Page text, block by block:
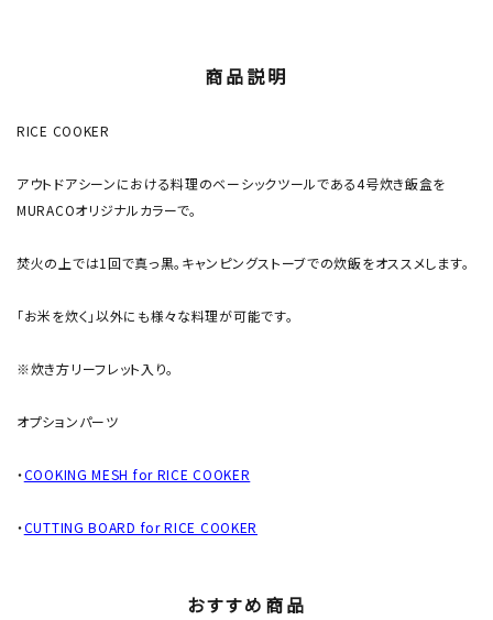
商品説明
RICE COOKER
アウトドアシーンにおける料理のベーシックツールである4号炊き飯盒を
MURACOオリジナルカラーで。
焚火の上では1回で真っ黒。キャンピングストーブでの炊飯をオススメします。
「お米を炊く」以外にも様々な料理が可能です。
※炊き方リーフレット入り。
オプションパーツ
・COOKING MESH for RICE COOKER
・CUTTING BOARD for RICE COOKER
おすすめ商品